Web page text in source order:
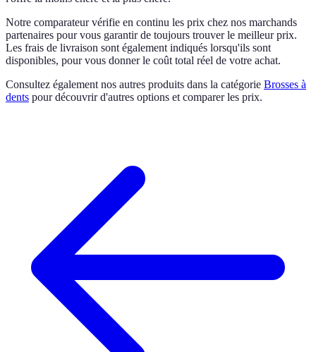
Notre comparateur vérifie en continu les prix chez nos marchands
partenaires pour vous garantir de toujours trouver le meilleur prix.
Les frais de livraison sont également indiqués lorsqu'ils sont
disponibles, pour vous donner le coût total réel de votre achat.
Consultez également nos autres produits dans la catégorie Brosses à
dents pour découvrir d'autres options et comparer les prix.